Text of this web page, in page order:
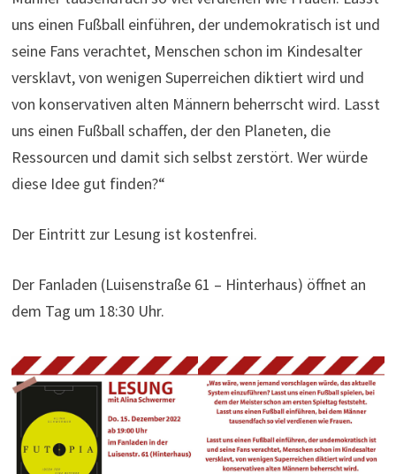
uns einen Fußball einführen, der undemokratisch ist und
seine Fans verachtet, Menschen schon im Kindesalter
versklavt, von wenigen Superreichen diktiert wird und
von konservativen alten Männern beherrscht wird. Lasst
uns einen Fußball schaffen, der den Planeten, die
Ressourcen und damit sich selbst zerstört. Wer würde
diese Idee gut finden?“
Der Eintritt zur Lesung ist kostenfrei.
Der Fanladen (Luisenstraße 61 – Hinterhaus) öffnet an
dem Tag um 18:30 Uhr.